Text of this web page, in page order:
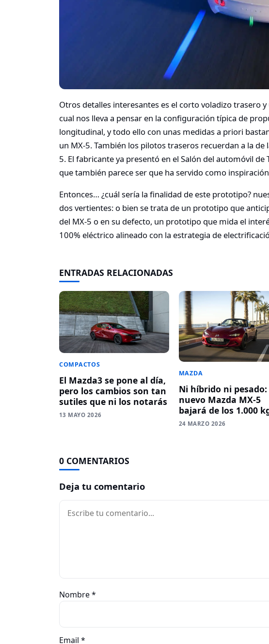
Otros detalles interesantes es el corto voladizo trasero
cual nos lleva a pensar en la configuración típica de
longitudinal, y todo ello con unas medidas a priori
un MX-5. También los pilotos traseros recuerdan a la
5. El fabricante ya presentó en el Salón del automóvil
que también parece ser que ha servido como
Entonces… ¿cuál sería la finalidad de este prototipo?
dos vertientes: o bien se trata de un prototipo que
del MX-5 o en su defecto, un prototipo que mida el
100% eléctrico alineado con la estrategia de
ENTRADAS RELACIONADAS
COMPACTOS
El Mazda3 se pone al día,
pero los cambios son tan
sutiles que ni los notarás
13 MAYO 2026
MAZDA
Ni híbrido ni pesado:
nuevo Mazda MX-5
bajará de los 1.000
24 MARZO 2026
0 COMENTARIOS
Deja tu comentario
Comentario
Nombre*
Email *